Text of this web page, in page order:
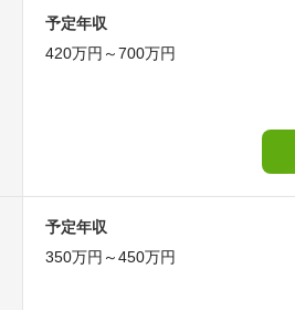
予定年収
420万円～700万円
予定年収
350万円～450万円